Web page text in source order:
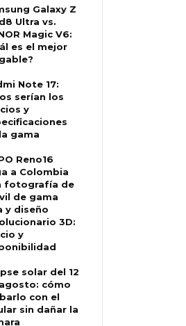
Galaxy Z
Ultra vs.
Magic V6:
es el mejor
Note 17:
serían los
y
gama
Reno16
a Colombia
fotografía de
de gama
y diseño
3D:
y
solar del 12
cómo
con el
sin dañar la